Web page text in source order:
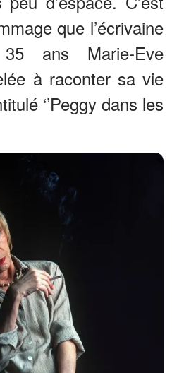
que l’écrivaine
ans Marie-Eve
à raconter sa vie
‘’Peggy dans les